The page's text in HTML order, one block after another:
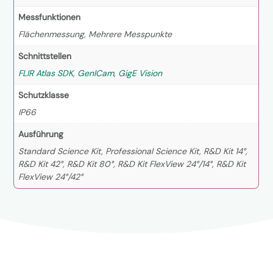
Messfunktionen
Flächenmessung, Mehrere Messpunkte
Schnittstellen
FLIR Atlas SDK, GenICam, GigE Vision
Schutzklasse
IP66
Ausführung
Standard Science Kit, Professional Science Kit, R&D Kit 14°,
R&D Kit 42°, R&D Kit 80°, R&D Kit FlexView 24°/14°, R&D Kit
FlexView 24°/42°